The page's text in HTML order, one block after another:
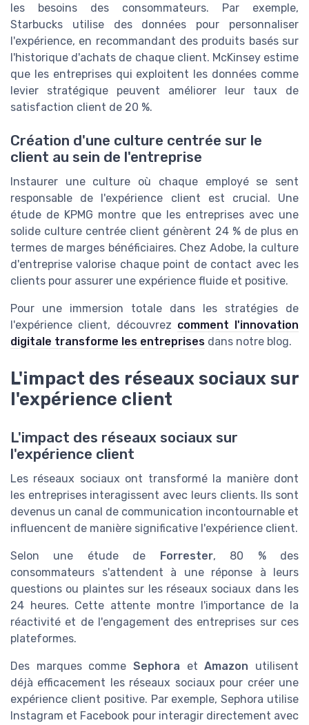
les besoins des consommateurs. Par exemple,
Starbucks utilise des données pour personnaliser
l'expérience, en recommandant des produits basés sur
l'historique d'achats de chaque client. McKinsey estime
que les entreprises qui exploitent les données comme
levier stratégique peuvent améliorer leur taux de
satisfaction client de 20 %.
Création d'une culture centrée sur le
client au sein de l'entreprise
Instaurer une culture où chaque employé se sent
responsable de l'expérience client est crucial. Une
étude de KPMG montre que les entreprises avec une
solide culture centrée client génèrent 24 % de plus en
termes de marges bénéficiaires. Chez Adobe, la culture
d'entreprise valorise chaque point de contact avec les
clients pour assurer une expérience fluide et positive.
Pour une immersion totale dans les stratégies de
l'expérience client, découvrez comment l'innovation
digitale transforme les entreprises dans notre blog.
L'impact des réseaux sociaux sur
l'expérience client
L'impact des réseaux sociaux sur
l'expérience client
Les réseaux sociaux ont transformé la manière dont
les entreprises interagissent avec leurs clients. Ils sont
devenus un canal de communication incontournable et
influencent de manière significative l'expérience client.
Selon une étude de Forrester, 80 % des
consommateurs s'attendent à une réponse à leurs
questions ou plaintes sur les réseaux sociaux dans les
24 heures. Cette attente montre l'importance de la
réactivité et de l'engagement des entreprises sur ces
plateformes.
Des marques comme Sephora etAmazon utilisent
déjà efficacement les réseaux sociaux pour créer une
expérience client positive. Par exemple, Sephora utilise
Instagram et Facebook pour interagir directement avec